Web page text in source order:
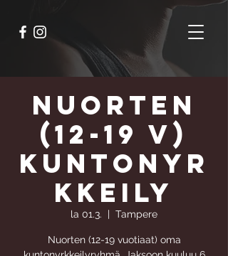
Nuorten
(12-19 v)
kuntonyr
kkeily
la 01.3.
  |
Tampere
Nuorten (12-19 vuotiaat) oma